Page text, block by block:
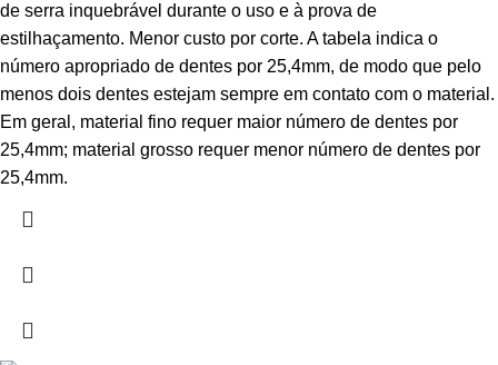
de serra inquebrável durante o uso e à prova de
estilhaçamento. Menor custo por corte. A tabela indica o
número apropriado de dentes por 25,4mm, de modo que pelo
menos dois dentes estejam sempre em contato com o material.
Em geral, material fino requer maior número de dentes por
25,4mm; material grosso requer menor número de dentes por
25,4mm.